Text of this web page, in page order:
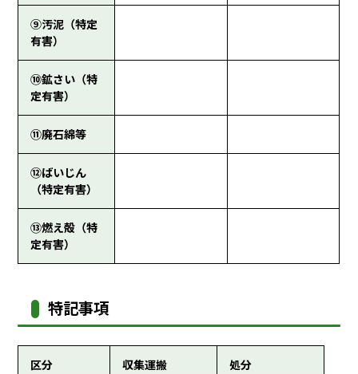
⑨汚泥（特定
有害）
⑩鉱さい（特
定有害）
⑪廃石綿等
⑫ばいじん
（特定有害）
⑬燃え殻（特
定有害）
特記事項
区分 収集運搬 処分